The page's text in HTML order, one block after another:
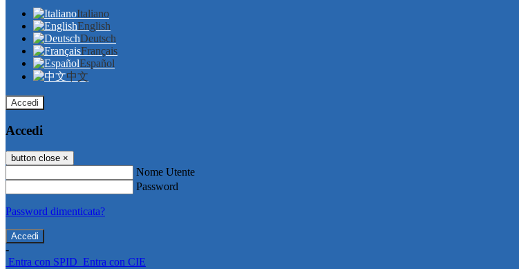
Italiano
English
Deutsch
Français
Español
中文
Accedi
Accedi
button close ×
Nome Utente
Password
Password dimenticata?
-
Entra con SPID Entra con CIE